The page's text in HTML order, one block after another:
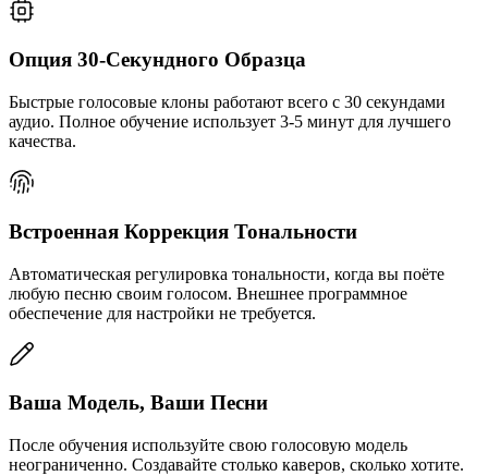
Опция 30-Секундного Образца
Быстрые голосовые клоны работают всего с 30 секундами
аудио. Полное обучение использует 3-5 минут для лучшего
качества.
Встроенная Коррекция Тональности
Автоматическая регулировка тональности, когда вы поёте
любую песню своим голосом. Внешнее программное
обеспечение для настройки не требуется.
Ваша Модель, Ваши Песни
После обучения используйте свою голосовую модель
неограниченно. Создавайте столько каверов, сколько хотите.